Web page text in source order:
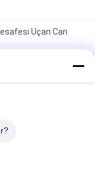
Uçan Can
plakalar
lazer
ve %78,1